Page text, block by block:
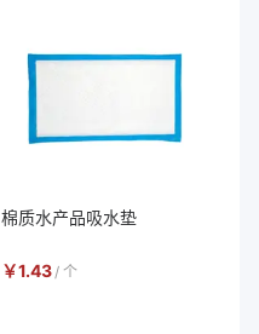
棉质水产品吸水垫
￥1.43 / 个